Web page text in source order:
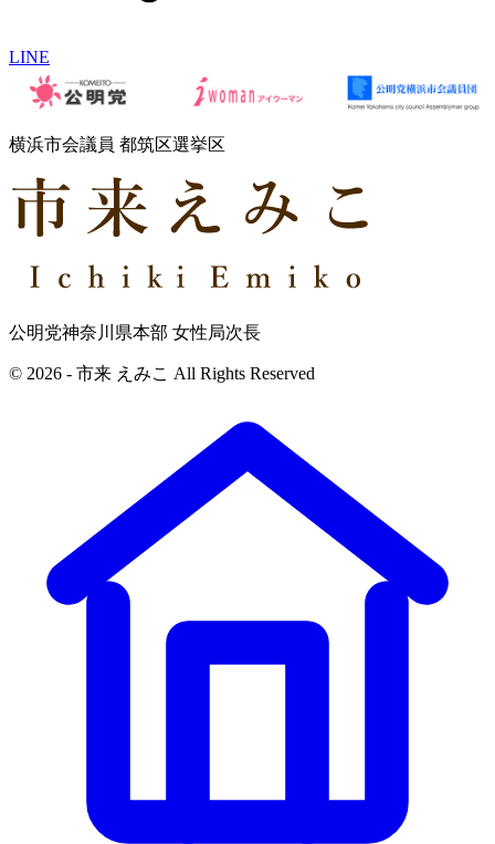
LINE
横浜市会議員 都筑区選挙区
公明党神奈川県本部 女性局次長
© 2026 - 市来 えみこ All Rights Reserved